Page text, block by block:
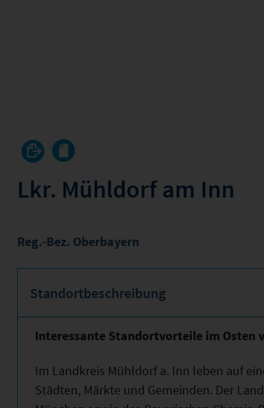
Lkr. Mühldorf am Inn
Reg.-Bez. Oberbayern
Standortbeschreibung
Interessante Standortvorteile im Osten
Im Landkreis Mühldorf a. Inn leben auf
Städten, Märkte und Gemeinden. Der